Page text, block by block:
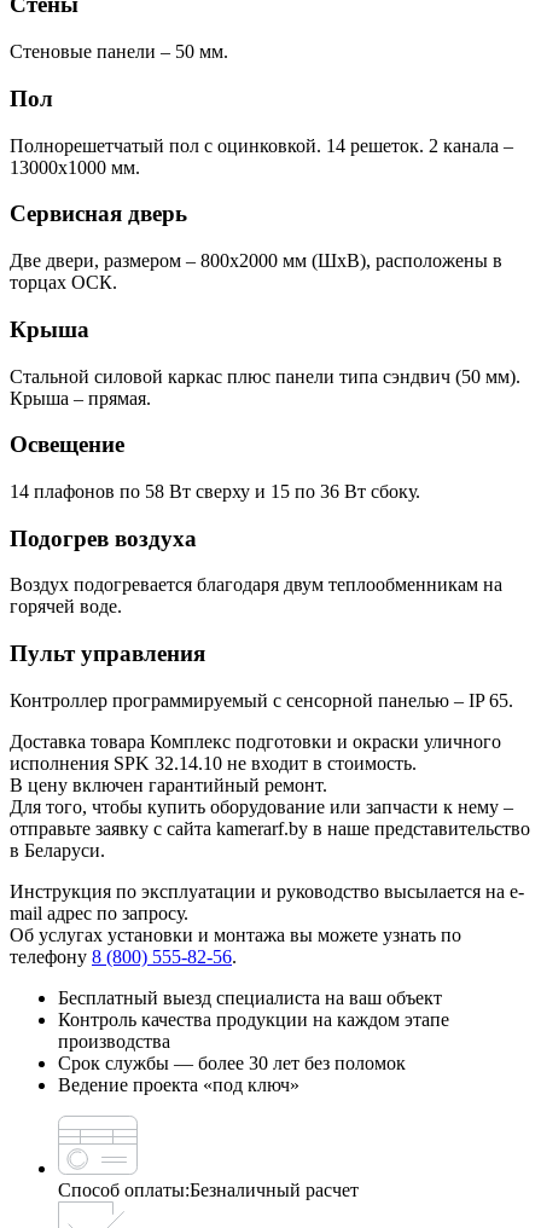
Стеновые панели – 50 мм.
Пол
Полнорешетчатый пол с оцинковкой. 14 решеток. 2 канала –
13000x1000 мм.
Сервисная дверь
Две двери, размером – 800х2000 мм (ШхВ), расположены в
торцах ОСК.
Крыша
Стальной силовой каркас плюс панели типа сэндвич (50 мм).
Крыша – прямая.
Освещение
14 плафонов по 58 Вт сверху и 15 по 36 Вт сбоку.
Подогрев воздуха
Воздух подогревается благодаря двум теплообменникам на
горячей воде.
Пульт управления
Контроллер программируемый с сенсорной панелью – IP 65.
Доставка товара Комплекс подготовки и окраски уличного
исполнения SPK 32.14.10 не входит в стоимость.
В цену включен гарантийный ремонт.
Для того, чтобы купить оборудование или запчасти к нему –
отправьте заявку с сайта kamerarf.by в наше представительство
в Беларуси.
Инструкция по эксплуатации и руководство высылается на e-
mail адрес по запросу.
Об услугах установки и монтажа вы можете узнать по
телефону 8 (800) 555-82-56.
Бесплатный выезд специалиста на ваш объект
Контроль качества продукции на каждом этапе
производства
Срок службы — более 30 лет без поломок
Ведение проекта «под ключ»
Способ оплаты:Безналичный расчет